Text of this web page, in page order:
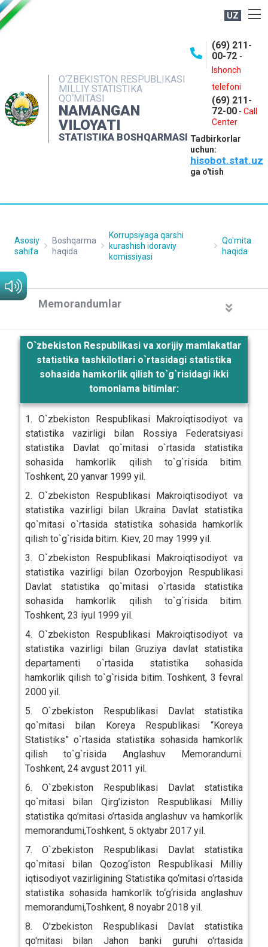
UZ
O‘ZBEKISTON RESPUBLIKASI
MILLIY STATISTIKA
QO‘MITASI
NAMANGAN
VILOYATI
STATISTIKA BOSHQARMASI
(69) 211-
00-72 -
Ishonch
telefoni
(69) 211-
72-00 - Call
Center
Tadbirkorlar
uchun:
hisobot.stat.uz
ga o'tish
NASHRLAR
INTERAKTIV XIZMATLAR
MATBUOT XIZMATI
MUROJAATLAR
Asosiy
sahifa
Boshqarma
haqida
Korrupsiyaga qarshi
kurashish idoraviy
komissiyasi
Qo'mita
haqida
Memorandumlar
O`zbekiston Respublikasi va xorijiy mamlakatlar
statistika tashkilotlari o`rtasidagi statistika
sohasida hamkorlik qilish to`g`risidagi ikki
tomonlama bitimlar:
1. O`zbekiston Respublikasi Makroiqtisodiyot va
statistika vazirligi bilan Rossiya Federatsiyasi
statistika Davlat qo`mitasi o`rtasida statistika
sohasida hamkorlik qilish to`g`risida bitim.
Toshkent, 20 yanvar 1999 yil.
2. O`zbekiston Respublikasi Makroiqtisodiyot va
statistika vazirligi bilan Ukraina Davlat statistika
qo`mitasi o`rtasida statistika sohasida hamkorlik
qilish to`g`risida bitim. Kiev, 20 may 1999 yil.
3. O`zbekiston Respublikasi Makroiqtisodiyot va
statistika vazirligi bilan Ozorboyjon Respublikasi
Davlat statistika qo`mitasi o`rtasida statistika
sohasida hamkorlik qilish to`g`risida bitim.
Toshkent, 23 iyul 1999 yil.
4. O`zbekiston Respublikasi Makroiqtisodiyot va
statistika vazirligi bilan Gruziya davlat statistika
departamenti o`rtasida statistika sohasida
hamkorlik qilish to`g`risida bitim. Toshkent, 3 fevral
2000 yil.
5. O`zbekiston Respublikasi Davlat statistika
qo`mitasi bilan Koreya Respublikasi “Koreya
Statistiks” o`rtasida statistika sohasida hamkorlik
qilish to`g`risida Anglashuv Memorandumi.
Toshkent, 24 avgust 2011 yil.
6. O`zbekiston Respublikasi Davlat statistika
qo`mitasi bilan Qirg’iziston Respublikasi Milliy
statistika qo’mitasi o’rtasida anglashuv va hamkorlik
memorandumi,Toshkent, 5 oktyabr 2017 yil.
7. O`zbekiston Respublikasi Davlat statistika
qo`mitasi bilan Qozog‘iston Respublikasi Milliy
iqtisodiyot vazirligining Statistika qo‘mitasi o‘rtasida
statistika sohasida hamkorlik to‘g‘risida anglashuv
memorandumi,Toshkent, 8 noyabr 2018 yil.
8. O'zbekiston Respublikasi Davlat statistika
qo'mitasi bilan Jahon banki guruhi o'rtasida